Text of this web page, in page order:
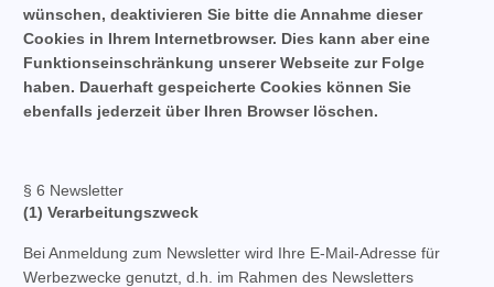
wünschen, deaktivieren Sie bitte die Annahme dieser
Cookies in Ihrem Internetbrowser. Dies kann aber eine
Funktionseinschränkung unserer Webseite zur Folge
haben. Dauerhaft gespeicherte Cookies können Sie
ebenfalls jederzeit über Ihren Browser löschen.
§ 6 Newsletter
(1) Verarbeitungszweck
Bei Anmeldung zum Newsletter wird Ihre E-Mail-Adresse für
Werbezwecke genutzt, d.h. im Rahmen des Newsletters